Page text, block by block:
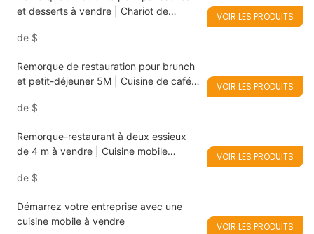
et desserts à vendre | Chariot de
de $
VOIR LES PRODUITS
Remorque de restauration pour brunch
et petit-déjeuner 5M | Cuisine de café
de $
VOIR LES PRODUITS
Remorque-restaurant à deux essieux
de 4 m à vendre | Cuisine mobile
street food asiatique et restauration
de $
VOIR LES PRODUITS
Démarrez votre entreprise avec une
cuisine mobile à vendre
VOIR LES PRODUITS